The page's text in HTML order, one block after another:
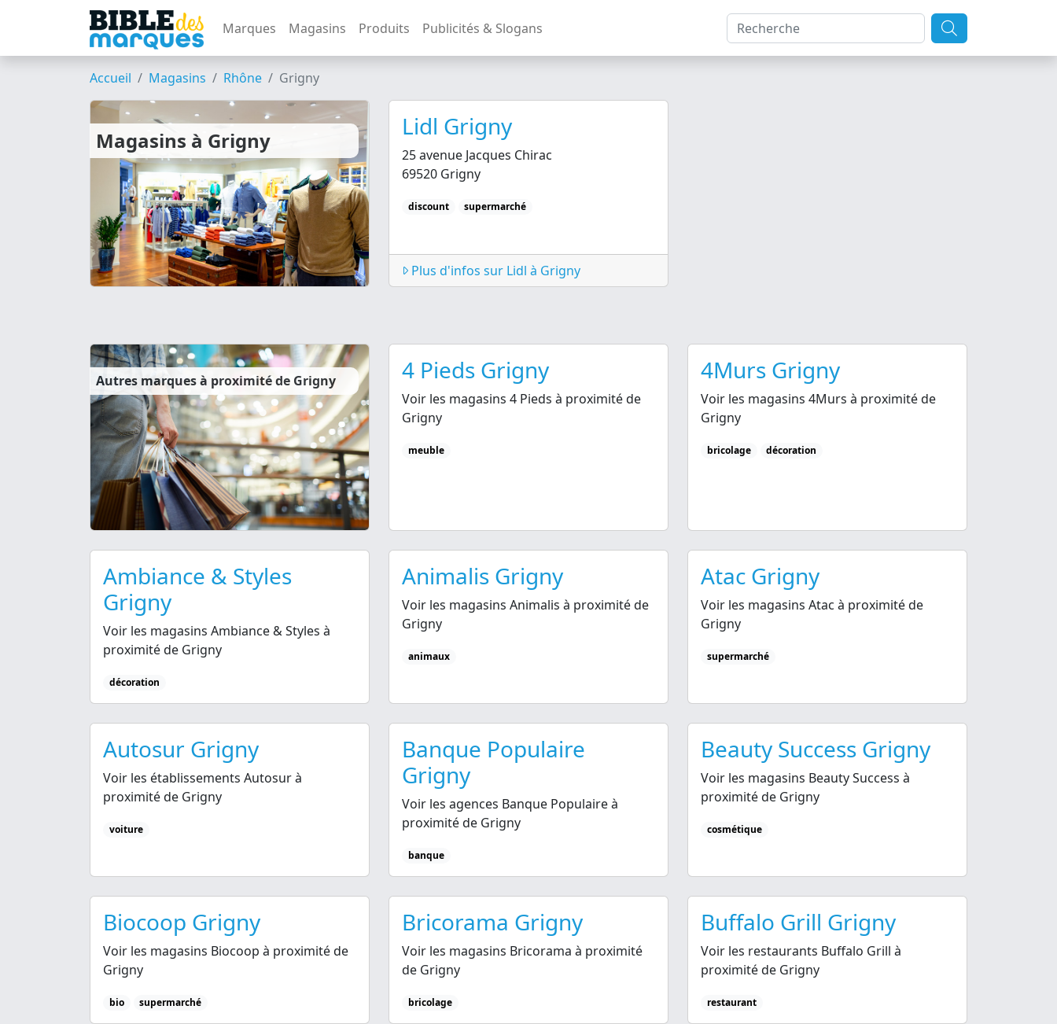
Marques Magasins Produits Publicités & Slogans
Accueil Magasins Rhône Grigny
Magasins à Grigny Lidl Grigny
25 avenue Jacques Chirac
69520 Grigny
discount supermarché
Plus d'infos sur Lidl à Grigny
Autres marques à proximité de Grigny 4 Pieds Grigny
Voir les magasins 4 Pieds à proximité de
Grigny
meuble
4Murs Grigny
Voir les magasins 4Murs à proximité de
Grigny
bricolage décoration
Ambiance & Styles
Grigny
Voir les magasins Ambiance & Styles à
proximité de Grigny
décoration
Animalis Grigny
Voir les magasins Animalis à proximité de
Grigny
animaux
Atac Grigny
Voir les magasins Atac à proximité de
Grigny
supermarché
Autosur Grigny
Voir les établissements Autosur à
proximité de Grigny
voiture
Banque Populaire
Grigny
Voir les agences Banque Populaire à
proximité de Grigny
banque
Beauty Success Grigny
Voir les magasins Beauty Success à
proximité de Grigny
cosmétique
Biocoop Grigny
Voir les magasins Biocoop à proximité de
Grigny
bio supermarché
Bricorama Grigny
Voir les magasins Bricorama à proximité
de Grigny
bricolage
Buffalo Grill Grigny
Voir les restaurants Buffalo Grill à
proximité de Grigny
restaurant